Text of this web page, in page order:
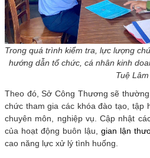
Trong quá trình kiểm tra, lực lượng
hướng dẫn tổ chức, cá nhân kinh
Tuệ Lâm
Theo đó, Sở Công Thương sẽ
chức tham gia các khóa đào tạo, tập
chuyên môn, nghiệp vụ. Cập nhật
của hoạt động buôn lậu, gian lận
cao năng lực xử lý tình huống.